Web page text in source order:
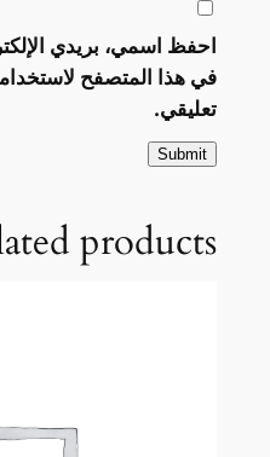
احفظ اسمي، بريدي
في هذا المتصفح
تعليقي.
products